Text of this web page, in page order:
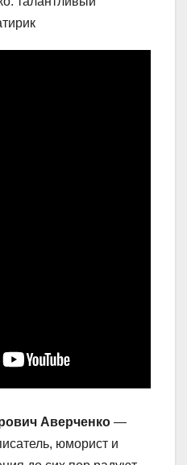
Аверченко —
юморист и